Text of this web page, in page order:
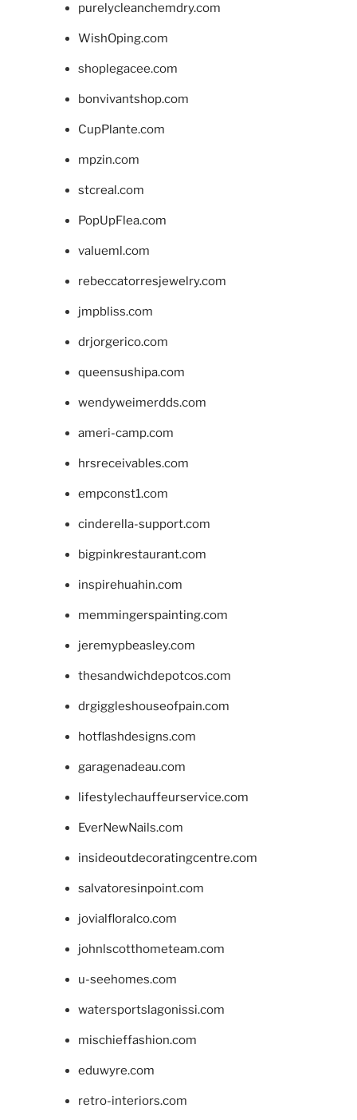
purelycleanchemdry.com
WishOping.com
shoplegacee.com
bonvivantshop.com
CupPlante.com
mpzin.com
stcreal.com
PopUpFlea.com
valueml.com
rebeccatorresjewelry.com
jmpbliss.com
drjorgerico.com
queensushipa.com
wendyweimerdds.com
ameri-camp.com
hrsreceivables.com
empconst1.com
cinderella-support.com
bigpinkrestaurant.com
inspirehuahin.com
memmingerspainting.com
jeremypbeasley.com
thesandwichdepotcos.com
drgiggleshouseofpain.com
hotflashdesigns.com
garagenadeau.com
lifestylechauffeurservice.com
EverNewNails.com
insideoutdecoratingcentre.com
salvatoresinpoint.com
jovialfloralco.com
johnlscotthometeam.com
u-seehomes.com
watersportslagonissi.com
mischieffashion.com
eduwyre.com
retro-interiors.com